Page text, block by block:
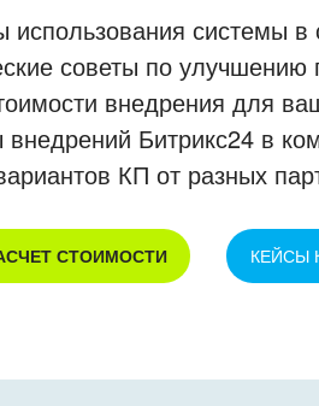
использования системы
советы по
внедрения для
Битрикс24 в
КП от разных
СТОИМОСТИ КЕЙСЫ